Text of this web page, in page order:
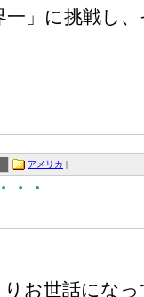
一」に挑戦し
アメリカ |
・・
お世話になっ